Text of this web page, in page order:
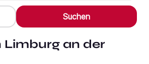
Suchen
Limburg an der